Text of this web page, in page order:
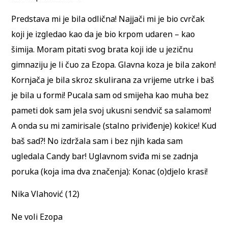
Predstava mi je bila odlična! Najjači mi je bio cvrčak
koji je izgledao kao da je bio krpom udaren – kao
šimija. Moram pitati svog brata koji ide u jezičnu
gimnaziju je li čuo za Ezopa. Glavna koza je bila zakon!
Kornjača je bila skroz skulirana za vrijeme utrke i baš
je bila u formi! Pucala sam od smijeha kao muha bez
pameti dok sam jela svoj ukusni sendvič sa salamom!
A onda su mi zamirisale (stalno priviđenje) kokice! Kud
baš sad?! No izdržala sam i bez njih kada sam
ugledala Candy bar! Uglavnom sviđa mi se zadnja
poruka (koja ima dva značenja): Konac (o)djelo krasi!
Nika Vlahović (12)
Ne voli Ezopa